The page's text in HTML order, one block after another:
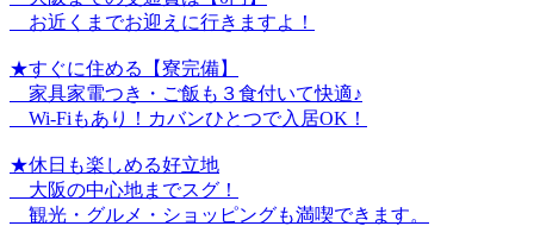
お近くまでお迎えに行きますよ！
★すぐに住める【寮完備】
家具家電つき・ご飯も３食付いて快適♪
Wi-Fiもあり！カバンひとつで入居OK！
★休日も楽しめる好立地
大阪の中心地までスグ！
観光・グルメ・ショッピングも満喫できます。